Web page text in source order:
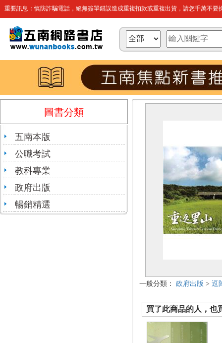
重要訊息：慎防詐騙電話，絕無簽單錯誤造成重複扣款或重複出貨，請您千萬不要
圖書分類
五南本版
公職考試
教科專業
政府出版
暢銷精選
一般分類： 政府出版 > 逗
買了此商品的人，也